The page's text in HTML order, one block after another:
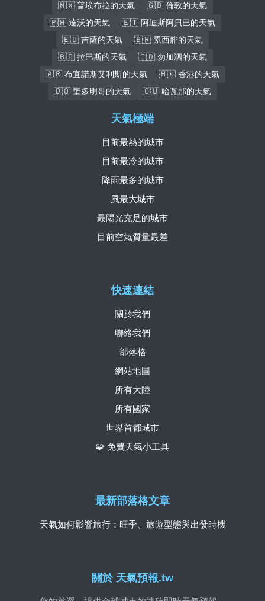
🇲🇽 普埃布拉的天氣
🇬🇧 倫敦的天氣
🇵🇭 達沃的天氣
🇪🇹 阿迪斯阿貝巴的天氣
🇪🇬 吉薩的天氣
🇧🇷 累西腓的天氣
🇧🇴 拉巴斯的天氣
🇮🇩 勿加泗的天氣
🇦🇷 布宜諾斯艾利斯的天氣
🇭🇰 香港的天氣
🇩🇴 聖多明哥的天氣
🇨🇺 哈瓦那的天氣
關於 天氣預報.tw
快速連結
關於我們
聯絡我們
部落格
網站地圖
所有大陸
所有國家
世界首都城市
🧩 免費天氣小工具
天氣極端
目前最熱的城市
目前最冷的城市
降雨最多的城市
風最大城市
最陽光充足的城市
目前空氣質量最差
最新部落格文章
天氣如何影響旅行：旺季、旅遊型態與出發時機